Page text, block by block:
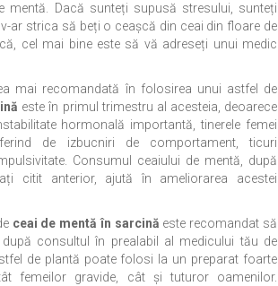
mentă. Dacă sunteți supusă stresului, sunteți
ar strica să beți o ceaşcă din ceai din floare de
cel mai bine este să vă adreseți unui medic
mai recomandată în folosirea unui astfel de
este în primul trimestru al acesteia, deoarece
hormonală importantă, tinerele femei
de izbucniri de comportament, ticuri
Consumul ceaiului de mentă, după
citit anterior, ajută în ameliorarea acestei
ceai de mentă în sarcină este recomandat să
consultul în prealabil al medicului tău de
de plantă poate folosi la un preparat foarte
femeilor gravide, cât şi tuturor oamenilor.